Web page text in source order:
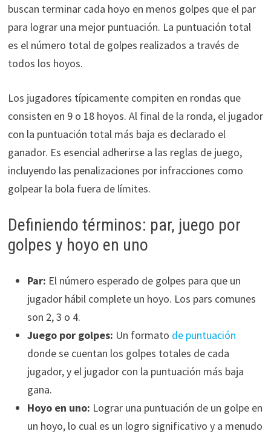
buscan terminar cada hoyo en menos golpes que el par
para lograr una mejor puntuación. La puntuación total
es el número total de golpes realizados a través de
todos los hoyos.
Los jugadores típicamente compiten en rondas que
consisten en 9 o 18 hoyos. Al final de la ronda, el jugador
con la puntuación total más baja es declarado el
ganador. Es esencial adherirse a las reglas de juego,
incluyendo las penalizaciones por infracciones como
golpear la bola fuera de límites.
Definiendo términos: par, juego por
golpes y hoyo en uno
Par: El número esperado de golpes para que un
jugador hábil complete un hoyo. Los pars comunes
son 2, 3 o 4.
Juego por golpes: Un formato de puntuación
donde se cuentan los golpes totales de cada
jugador, y el jugador con la puntuación más baja
gana.
Hoyo en uno: Lograr una puntuación de un golpe en
un hoyo, lo cual es un logro significativo y a menudo